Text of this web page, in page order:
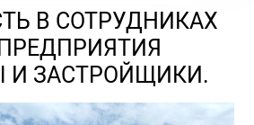
В СОТРУДНИКАХ
И ЗАСТРОЙЩИКИ.